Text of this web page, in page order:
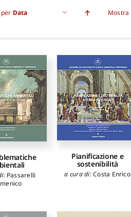
Data Mostra
: Passarelli
Pianificazione e
sostenibilità
a cura di:Costa Enrico